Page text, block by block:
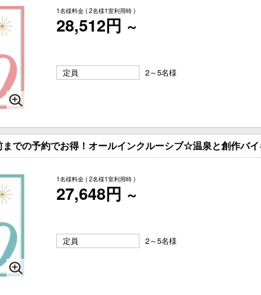
1名様料金 ( 2名様1室利用時 )
28,512円 ～
定員
2～5名様
までの予約でお得！オールインクルーシブ☆温泉と創作バ
1名様料金 ( 2名様1室利用時 )
27,648円 ～
定員
2～5名様